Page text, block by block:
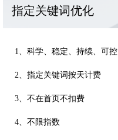
指定关键词优化
1、科学、稳定、持续、可控
2、指定关键词按天计费
3、不在首页不扣费
4、不限指数